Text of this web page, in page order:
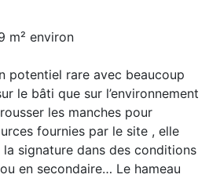
m² environ
potentiel rare avec beaucoup
le bâti que sur l’environnement
les manches pour
fournies par le site , elle
signature dans des conditions
en secondaire… Le hameau